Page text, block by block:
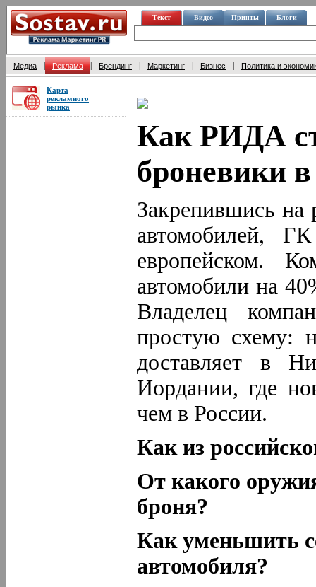
Текст Видео Принты Блоги
Медиа Реклама Брендинг Маркетинг Бизнес Политика и
Карта
рекламного
рынка
Как РИДА
броневики
Закрепившись на
автомобилей,
европейском.
автомобили на
Владелец
простую схему:
доставляет в
Иордании, где
чем в России.
Как из
От какого
броня?
Как уменьшить
автомобиля?